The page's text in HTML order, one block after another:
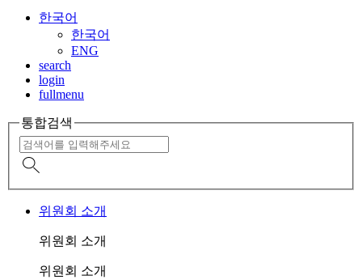
한국어
한국어
ENG
search
login
fullmenu
통합검색
위원회 소개
위원회 소개
위원회 소개